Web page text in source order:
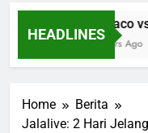
HEADLINES
Monaco vs
6 Hours Ago
Home
Berita
Jalalive: 2 Hari